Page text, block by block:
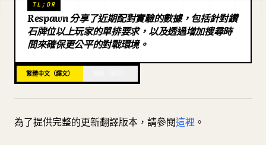
下載
部落格
更新
TL;DR
Respawn 分享了近期配對實驗的數據，包括針對鑽
石牌位以上玩家的單排要求，以及透過增加搜尋時
間來確保更公平的對戰環境。
繁體中文（譯文）
為了提供完整的更新翻譯版本，請參閱這裡 。